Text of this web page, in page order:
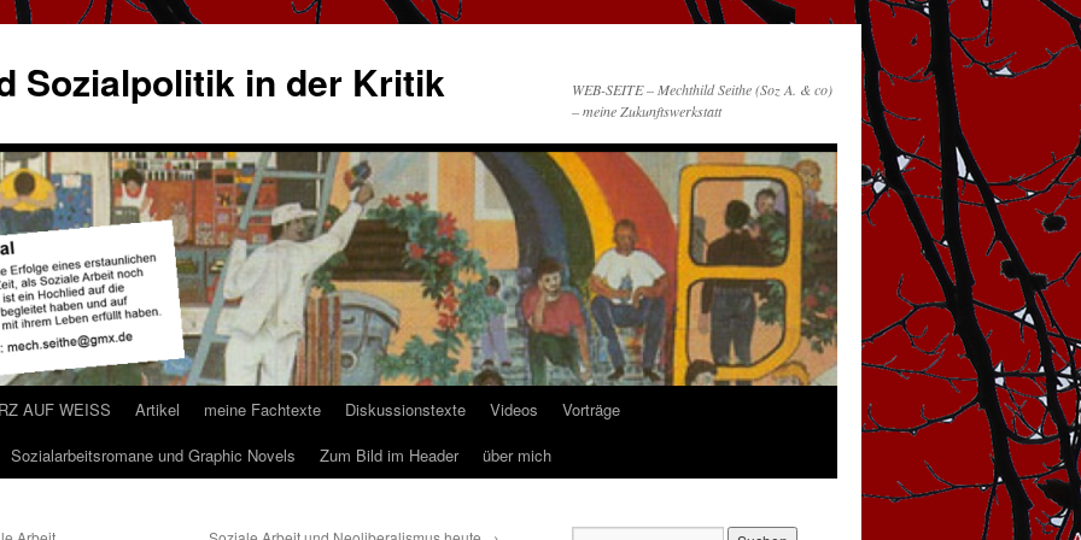
Sozialpolitik in der Kritik
WEB-SEITE – Mechthild Seithe (Soz A. & co)
– meine Zukunftswerkstatt
AUF WEISS Artikel meine Fachtexte Diskussionstexte Videos
Vorträge
Sozialarbeitsromane und Graphic Novels Zum Bild im Header über mich